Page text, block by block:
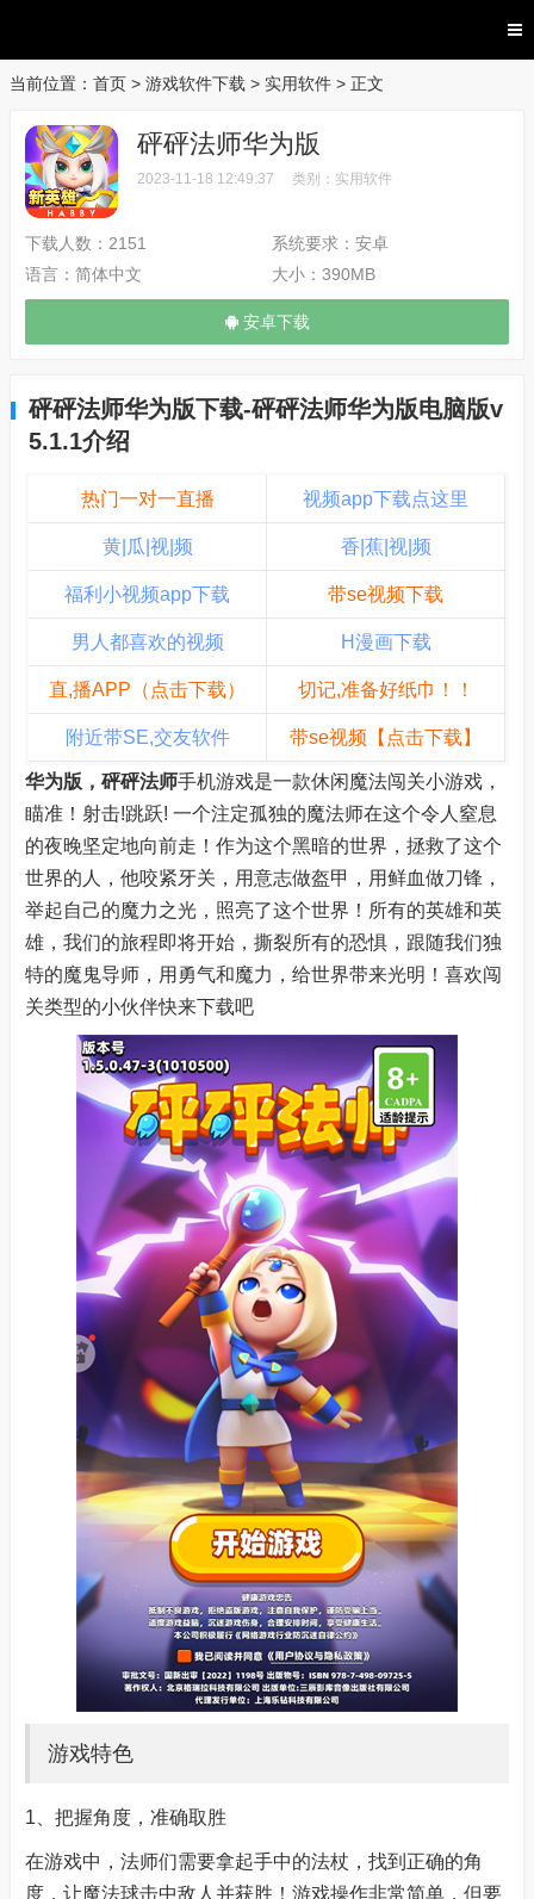
当前位置： 首页 > 游戏软件下载 > 实用软件 > 正文
砰砰法师华为版
2023-11-18 12:49:37 类别： 实用软件
下载人数： 2151 系统要求： 安卓
语言： 简体中文 大小： 390MB
安卓下载
砰砰法师华为版下载-砰砰法师华为版电脑版v
5.1.1介绍
热门一对一直播 视频app下载点这里
黄|瓜|视|频 香|蕉|视|频
福利小视频app下载 带se视频下载
男人都喜欢的视频 H漫画下载
直,播APP（点击下载） 切记,准备好纸巾！！
附近带SE,交友软件 带se视频【点击下载】
华为版，砰砰法师手机游戏是一款休闲魔法闯关小游戏，
瞄准！射击!跳跃! 一个注定孤独的魔法师在这个令人窒息
的夜晚坚定地向前走！作为这个黑暗的世界，拯救了这个
世界的人，他咬紧牙关，用意志做盔甲，用鲜血做刀锋，
举起自己的魔力之光，照亮了这个世界！所有的英雄和英
雄，我们的旅程即将开始，撕裂所有的恐惧，跟随我们独
特的魔鬼导师，用勇气和魔力，给世界带来光明！喜欢闯
关类型的小伙伴快来下载吧
游戏特色
1、把握角度，准确取胜
在游戏中，法师们需要拿起手中的法杖，找到正确的角
度，让魔法球击中敌人并获胜！游戏操作非常简单，但要